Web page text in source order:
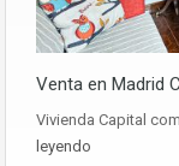
Venta en Madrid
Vivienda Capital
leyendo